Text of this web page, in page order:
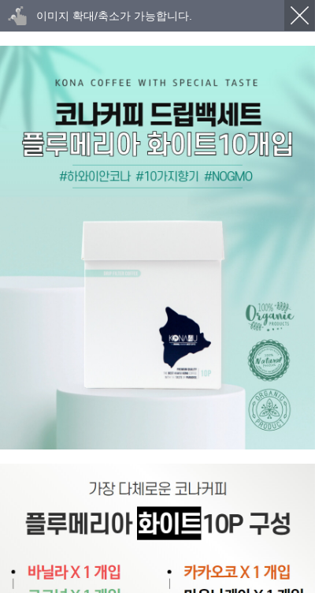
이미지 확대/축소가 가능합니다.